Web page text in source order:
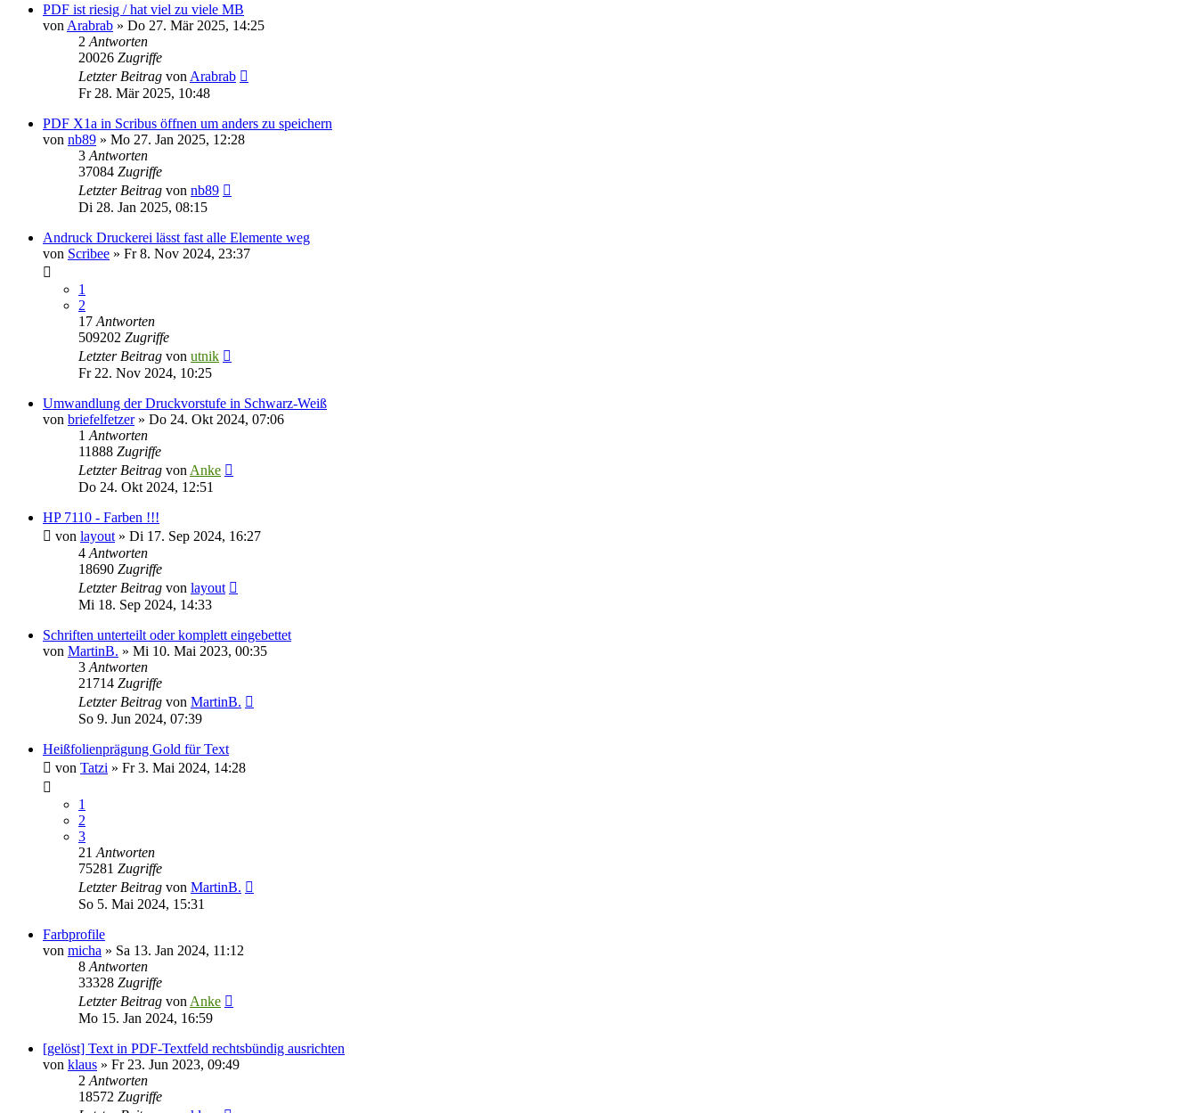
PDF ist riesig / hat viel zu viele MB
von Arabrab » Do 27. Mär 2025, 14:25
2 Antworten
20026 Zugriffe
Letzter Beitrag von Arabrab
Fr 28. Mär 2025, 10:48
PDF X1a in Scribus öffnen um anders zu speichern
von nb89 » Mo 27. Jan 2025, 12:28
3 Antworten
37084 Zugriffe
Letzter Beitrag von nb89
Di 28. Jan 2025, 08:15
Andruck Druckerei lässt fast alle Elemente weg
von Scribee » Fr 8. Nov 2024, 23:37
1
2
17 Antworten
509202 Zugriffe
Letzter Beitrag von utnik
Fr 22. Nov 2024, 10:25
Umwandlung der Druckvorstufe in Schwarz-Weiß
von briefelfetzer» Do 24. Okt 2024, 07:06
1 Antworten
11888 Zugriffe
Letzter Beitrag von Anke
Do 24. Okt 2024, 12:51
HP 7110 - Farben !!!
von layout » Di 17. Sep 2024, 16:27
4 Antworten
18690 Zugriffe
Letzter Beitrag von layout
Mi 18. Sep 2024, 14:33
Schriften unterteilt oder komplett eingebettet
von MartinB. » Mi 10. Mai 2023, 00:35
3 Antworten
21714 Zugriffe
Letzter Beitrag von MartinB.
So 9. Jun 2024, 07:39
Heißfolienprägung Gold für Text
von Tatzi » Fr 3. Mai 2024, 14:28
1
2
3
21 Antworten
75281 Zugriffe
Letzter Beitrag von MartinB.
So 5. Mai 2024, 15:31
Farbprofile
von micha » Sa 13. Jan 2024, 11:12
8 Antworten
33328 Zugriffe
Letzter Beitrag von Anke
Mo 15. Jan 2024, 16:59
[gelöst] Text in PDF-Textfeld rechtsbündig ausrichten
von klaus » Fr 23. Jun 2023, 09:49
2 Antworten
18572 Zugriffe